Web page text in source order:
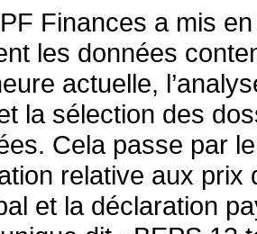
Finances a mis
les données
actuelle,
la sélection des
Cela passe par
relative aux
et la déclaration